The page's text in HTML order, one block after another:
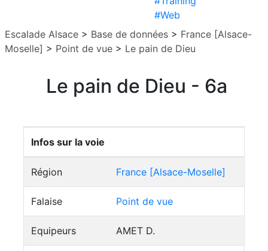
#Web
Escalade Alsace > Base de données > France [Alsace-
Moselle] > Point de vue > Le pain de Dieu
Le pain de Dieu - 6a
Infos sur la voie
Région France [Alsace-Moselle]
Falaise Point de vue
Equipeurs AMET D.